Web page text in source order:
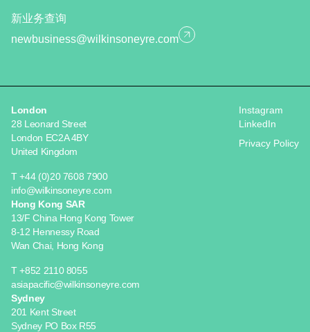
新业务查询
newbusiness@wilkinsoneyre.com
London
28 Leonard Street
London EC2A 4BY
United Kingdom
T +44 (0)20 7608 7900
info@wilkinsoneyre.com
Hong Kong SAR
13/F China Hong Kong Tower
8-12 Hennessy Road
Wan Chai, Hong Kong
T +852 2110 8055
asiapacific@wilkinsoneyre.com
Sydney
201 Kent Street
Sydney PO Box R55
Instagram
LinkedIn
Privacy Policy